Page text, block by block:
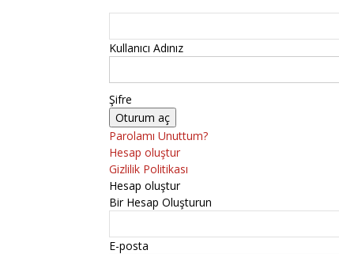
Kullanıcı Adınız
Şifre
Parolamı Unuttum?
Hesap oluştur
Gizlilik Politikası
Hesap oluştur
Bir Hesap Oluşturun
E-posta